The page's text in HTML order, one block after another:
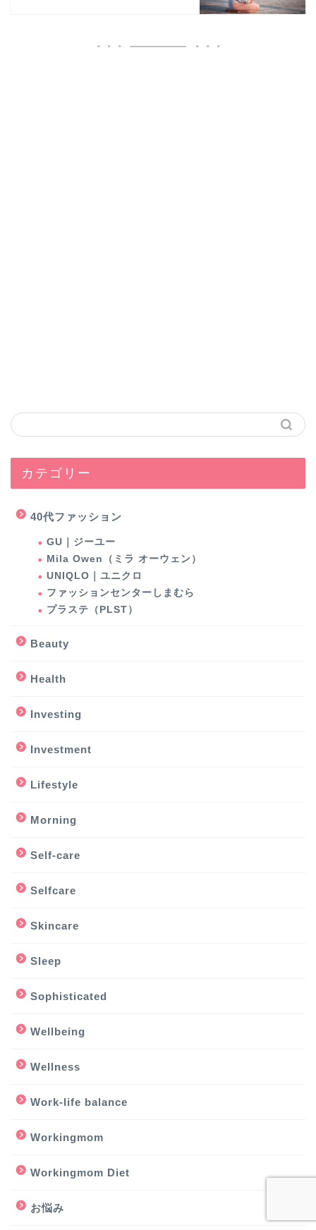
カテゴリー
40代ファッション
GU｜ジーユー
Mila Owen（ミラ オーウェン）
UNIQLO｜ユニクロ
ファッションセンターしまむら
プラステ（PLST）
Beauty
Health
Investing
Investment
Lifestyle
Morning
Self-care
Selfcare
Skincare
Sleep
Sophisticated
Wellbeing
Wellness
Work-life balance
Workingmom
Workingmom Diet
お悩み